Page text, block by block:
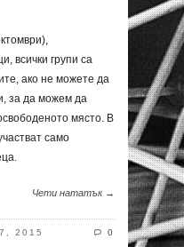
всички групи са
ако не можете да
за да можем да
място. В
само
Чети нататък →
2015 0